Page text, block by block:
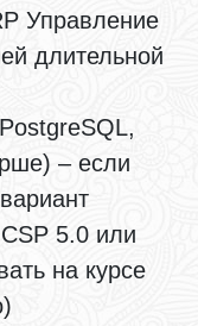
Управление
длительной
– если
5.0 или
на курсе